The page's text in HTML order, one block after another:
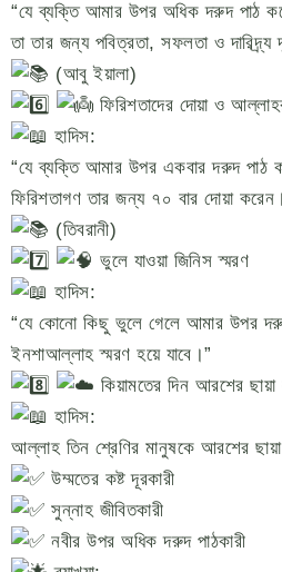
“যে ব্যক্তি আমার উপর অধিক দরুদ পাঠ
তা তার জন্য পবিত্রতা, সফলতা ও
(আবু ইয়ালা)
ফিরিশতাদের দোয়া ও
হাদিস:
“যে ব্যক্তি আমার উপর একবার দরুদ পাঠ
ফিরিশতাগণ তার জন্য ৭০ বার দোয়া
(তিবরানী)
ভুলে যাওয়া জিনিস স্মরণ
হাদিস:
“যে কোনো কিছু ভুলে গেলে আমার উপর
ইনশাআল্লাহ স্মরণ হয়ে যাবে।”
কিয়ামতের দিন আরশের ছায়া
হাদিস:
আল্লাহ তিন শ্রেণির মানুষকে আরশের
উম্মতের কষ্ট দূরকারী
সুন্নাহ জীবিতকারী
নবীর উপর অধিক দরুদ পাঠকারী